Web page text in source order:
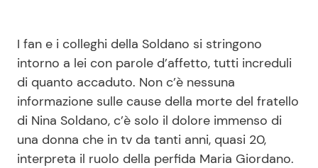
I fan e i colleghi della Soldano si stringono
intorno a lei con parole d’affetto, tutti increduli
di quanto accaduto. Non c’è nessuna
informazione sulle cause della morte del fratello
di Nina Soldano, c’è solo il dolore immenso di
una donna che in tv da tanti anni, quasi 20,
interpreta il ruolo della perfida Maria Giordano.